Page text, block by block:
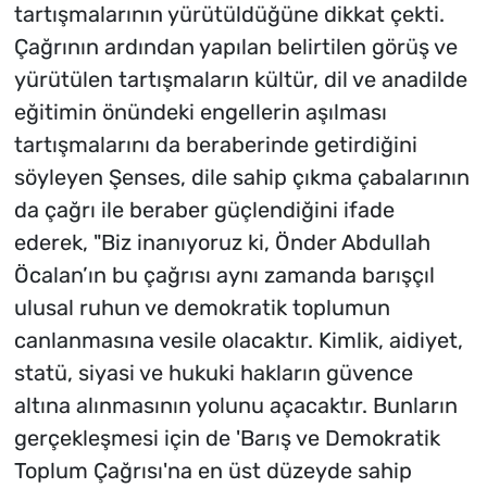
tartışmalarının yürütüldüğüne dikkat çekti.
Çağrının ardından yapılan belirtilen görüş ve
yürütülen tartışmaların kültür, dil ve anadilde
eğitimin önündeki engellerin aşılması
tartışmalarını da beraberinde getirdiğini
söyleyen Şenses, dile sahip çıkma çabalarının
da çağrı ile beraber güçlendiğini ifade
ederek, "Biz inanıyoruz ki, Önder Abdullah
Öcalan’ın bu çağrısı aynı zamanda barışçıl
ulusal ruhun ve demokratik toplumun
canlanmasına vesile olacaktır. Kimlik, aidiyet,
statü, siyasi ve hukuki hakların güvence
altına alınmasının yolunu açacaktır. Bunların
gerçekleşmesi için de 'Barış ve Demokratik
Toplum Çağrısı'na en üst düzeyde sahip